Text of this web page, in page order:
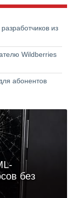
из
Wildberries
абонентов
без